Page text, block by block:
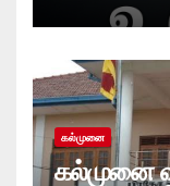
கல்முனை
கல்முனை